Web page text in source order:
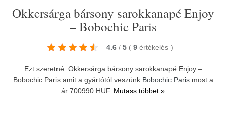
Okkersárga bársony sarokkanapé Enjoy
– Bobochic Paris
4.6 / 5 ( 9 értékelés )
Ezt szeretné: Okkersárga bársony sarokkanapé Enjoy –
Bobochic Paris amit a gyártótól veszünk Bobochic Parismost a
ár 700990 HUF. Mutass többet »